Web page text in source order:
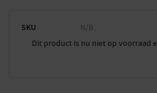
SKU
N/B
Dit product is nu niet op voorraad